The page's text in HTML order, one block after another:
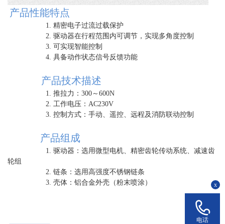
产品性能特点
1. 精密电子过流过载保护
2. 驱动器在行程范围内可调节，实现多角度控制
3. 可实现智能控制
4. 具备动作状态信号反馈功能
产品技术描述
1. 推拉力：300～600N
2. 工作电压：AC230V
3. 控制方式：手动、遥控、远程及消防联动控制
产品组成
1. 驱动器：选用微型电机、精密齿轮传动系统、减速齿
轮组
2. 链条：选用高强度不锈钢链条
3. 壳体：铝合金外壳（粉末喷涂）
x
电话